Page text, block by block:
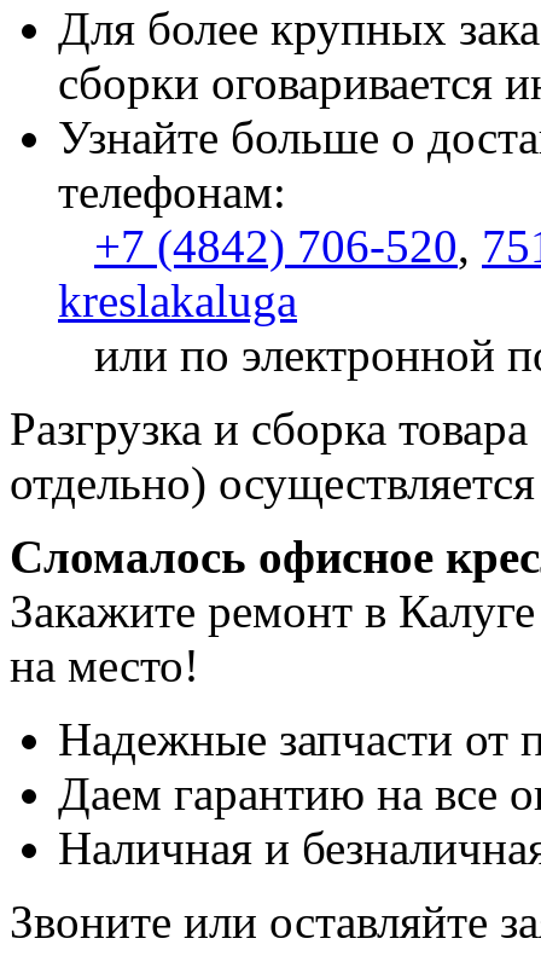
Для более крупных
сборки оговаривается
Узнайте больше о
телефонам:
+7 (4842) 706-520,
kreslakaluga
или по электронной
Разгрузка и сборка
отдельно)
Сломалось офисное
Закажите ремонт в
на место!
Надежные запчасти от
Даем гарантию на все
Наличная и
Звоните или оставляйте